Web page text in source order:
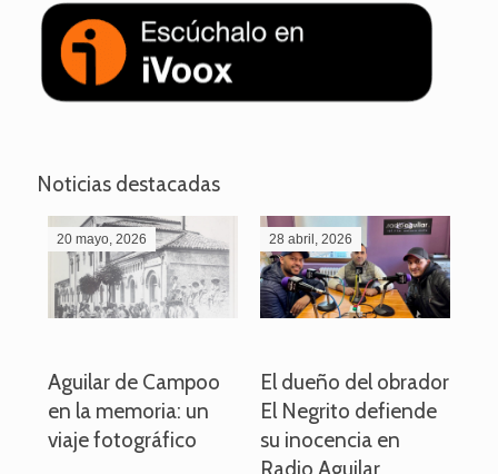
Noticias destacadas
20 mayo, 2026
Aguilar de Campoo
en la memoria: un
viaje fotográfico
28 abril, 2026
El dueño del obrador
El Negrito defiende
su inocencia en
Radio Aguilar